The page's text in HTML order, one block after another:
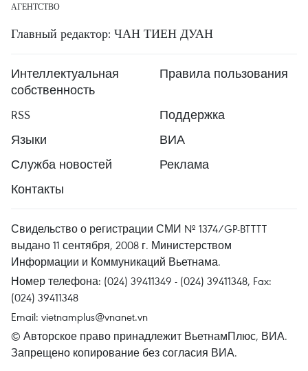
АГЕНТСТВО
Главный редактор: ЧАН ТИЕН ДУАН
Интеллектуальная
собственность
Правила пользования
RSS
Поддержка
Языки
ВИА
Служба новостей
Реклама
Контакты
Свидельство о регистрации СМИ № 1374/GP-BTTTT
выдано 11 сентября, 2008 г. Министерством
Информации и Коммуникаций Вьетнама.
Номер телефона: (024) 39411349 - (024) 39411348, Fax:
(024) 39411348
Email: vietnamplus@vnanet.vn
© Авторское право принадлежит ВьетнамПлюс, ВИА.
Запрещено копирование без согласия ВИА.